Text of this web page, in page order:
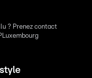
? Prenez contact